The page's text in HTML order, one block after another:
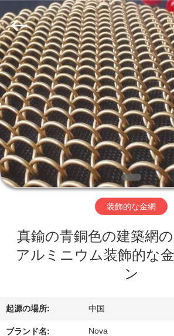
家
へ
製
品
ビ
オ
シ
ョ
ー.
Copyright
©
2019
-
2026
Hebei
Nova
Metal
Wire
Mesh
Products
Co.,
Ltd..
All
Rights
Reserved.
装飾的な金網
真鍮の青銅色の建築網
アルミニウム装飾的な
ン
起源の場所: 中国
ブランド名: Nova